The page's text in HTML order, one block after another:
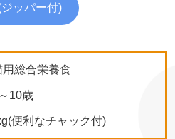
ッパー付)
用総合栄養食
10歳
便利なチャック付)